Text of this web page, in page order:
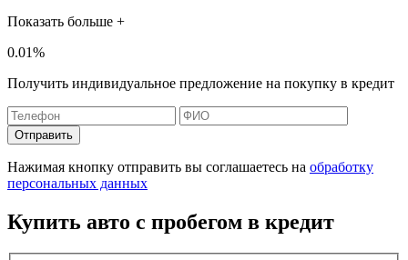
Показать больше +
0.01%
Получить индивидуальное предложение на покупку в кредит
Отправить
Нажимая кнопку отправить вы соглашаетесь на обработку
персональных данных
Купить авто с пробегом в кредит